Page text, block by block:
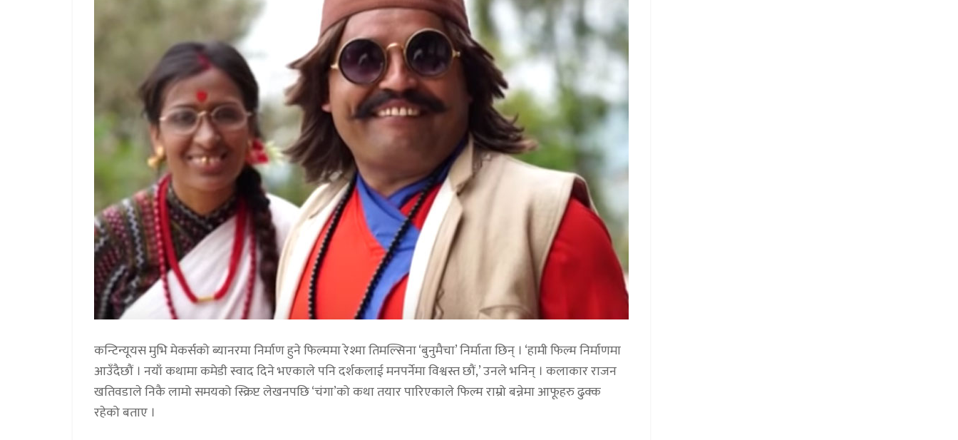
कन्टिन्यूयस मुभि मेकर्सको ब्यानरमा निर्माण हुने फिल्ममा रेश्मा तिमल्सिना ‘बुनुमैचा’ निर्माता छिन् । ‘हामी फिल्म निर्माणमा
आउँदैछौं । नयाँ कथामा कमेडी स्वाद दिने भएकाले पनि दर्शकलाई मनपर्नेमा विश्वस्त छौं,’ उनले भनिन् । कलाकार राजन
खतिवडाले निकै लामो समयको स्क्रिप्ट लेखनपछि ‘चंगा’को कथा तयार पारिएकाले फिल्म राम्रो बन्नेमा आफूहरु ढुक्क
रहेको बताए ।